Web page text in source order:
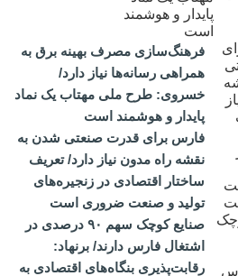
فرهنگ‌سازی مصرف بهینه برق به
همراهی رسانه‌ها نیاز دارد/
خسروی: طرح ملی مهتاب یک نماد
پایدار و هوشمند است
فارس برای قدرت صنعتی شدن به
نقشه راه مدون نیاز دارد/ تعریف
ساختار اقتصادی در زنجیره‌های
تولید و صنعت ضروری است
صنایع کوچک سهم ۹۰ درصدی در
اشتغال فارس دارند/ برنهاد:
رقابت‌پذیری بنگاه‌های اقتصادی به